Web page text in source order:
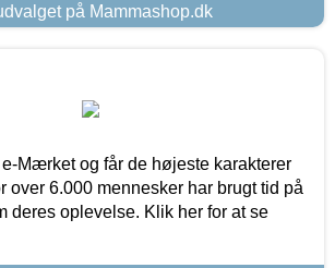
på Mammashop.dk
Mærket og får de højeste karakterer
over 6.000 mennesker har brugt tid på
deres oplevelse. Klik her for at se